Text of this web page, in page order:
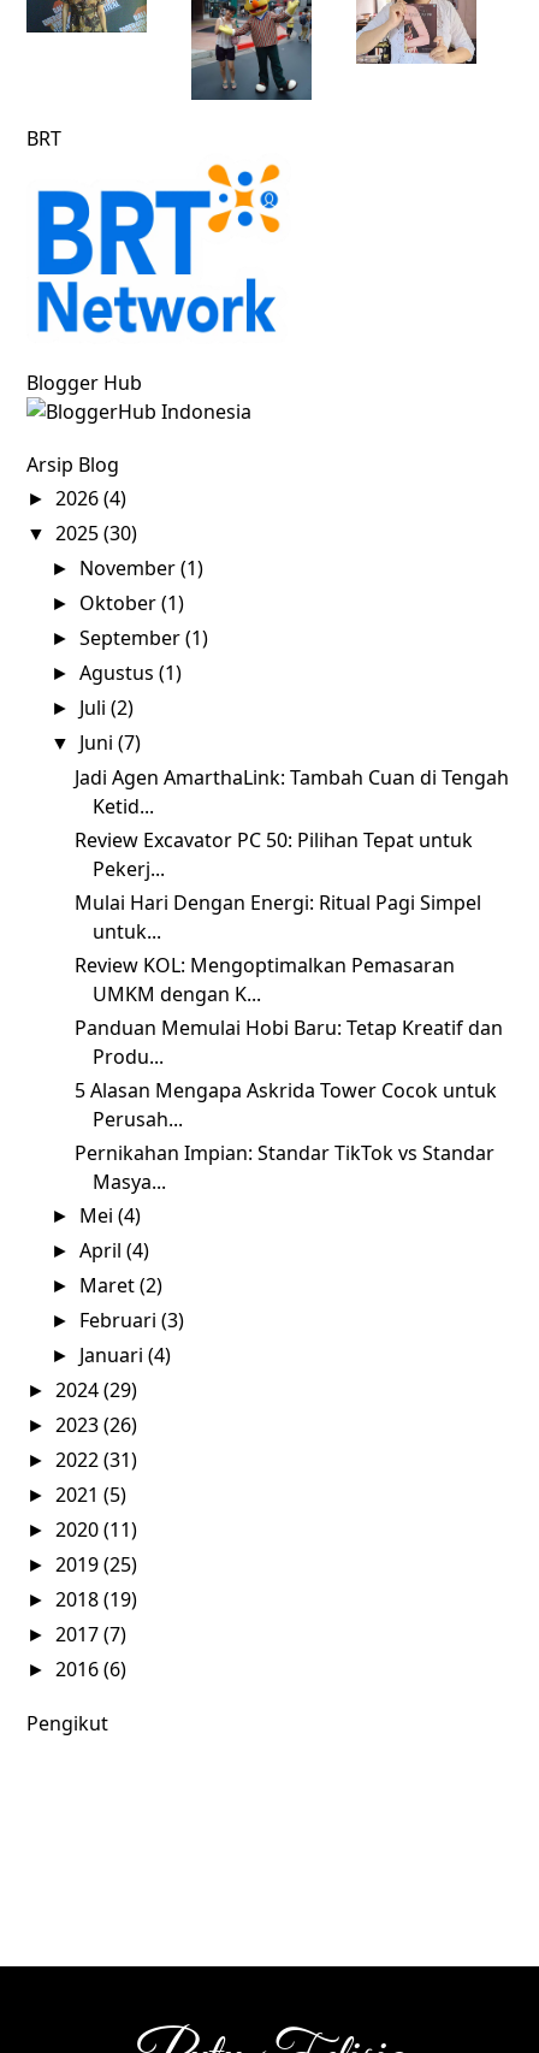
BRT
Blogger Hub
Arsip Blog
► 2026(4)
▼ 2025(30)
► November(1)
► Oktober(1)
► September(1)
► Agustus (1)
► Juli (2)
▼ Juni (7)
Jadi Agen AmarthaLink: Tambah Cuan di Tengah
Ketid...
Review Excavator PC 50: Pilihan Tepat untuk
Pekerj...
Mulai Hari Dengan Energi: Ritual Pagi Simpel
untuk...
Review KOL: Mengoptimalkan Pemasaran
UMKM dengan K...
Panduan Memulai Hobi Baru: Tetap Kreatif dan
Produ...
5 Alasan Mengapa Askrida Tower Cocok untuk
Perusah...
Pernikahan Impian: Standar TikTok vs Standar
Masya...
► Mei (4)
► April (4)
► Maret(2)
► Februari (3)
► Januari (4)
► 2024(29)
► 2023(26)
► 2022(31)
► 2021(5)
► 2020(11)
► 2019(25)
► 2018(19)
► 2017(7)
► 2016(6)
Pengikut